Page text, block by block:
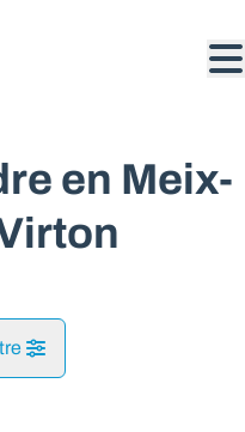
en Meix-